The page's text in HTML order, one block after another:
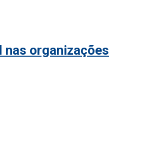
organizações